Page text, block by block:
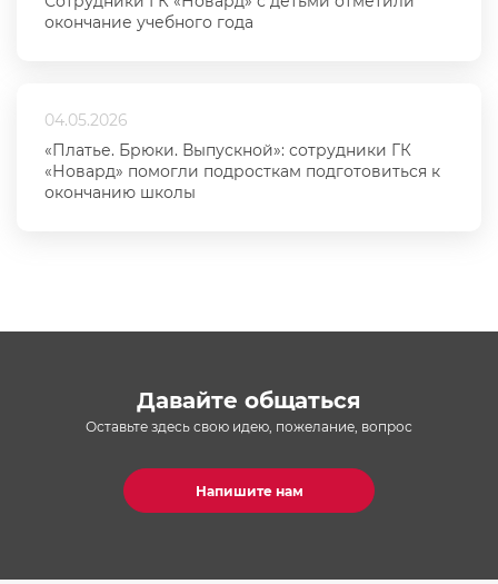
окончание учебного года
04.05.2026
«Платье. Брюки. Выпускной»: сотрудники ГК
«Новард» помогли подросткам подготовиться к
окончанию школы
Давайте общаться
Оставьте здесь свою идею, пожелание, вопрос
Напишите нам